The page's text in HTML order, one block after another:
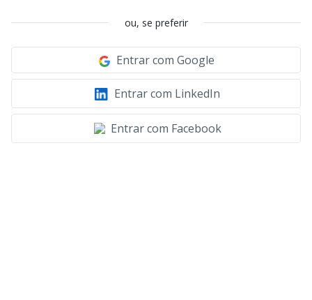
ou, se preferir
Entrar com Google
Entrar com LinkedIn
Entrar com Facebook